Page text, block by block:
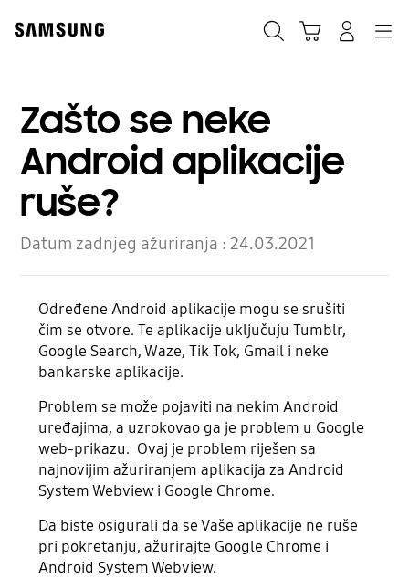
content
accessibility
Zašto se neke
Android aplikacije
ruše?
Datum zadnjeg ažuriranja :24.03.2021
Određene Android aplikacije mogu se srušiti
čim se otvore. Te aplikacije uključuju Tumblr,
Google Search, Waze, Tik Tok, Gmail i neke
bankarske aplikacije.
Problem se može pojaviti na nekim Android
uređajima, a uzrokovao ga je problem u Google
web-prikazu. Ovaj je problem riješen sa
najnovijim ažuriranjem aplikacija za Android
System Webview i Google Chrome.
Da biste osigurali da se Vaše aplikacije ne ruše
pri pokretanju, ažurirajte Google Chrome i
Android System Webview.